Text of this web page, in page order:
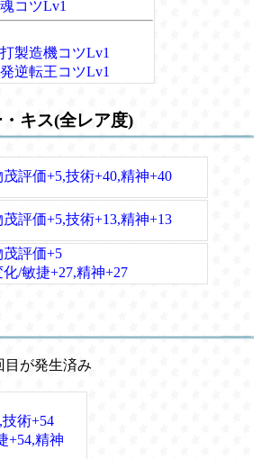
コツLv1
製造機コツLv1
逆転王コツLv1
キス(全レア度)
茂評価+5,技術+40,精神+40
茂評価+5,技術+13,精神+13
茂評価+5
化/敏捷+27,精神+27
目が発生済み
術+54
+54,精神